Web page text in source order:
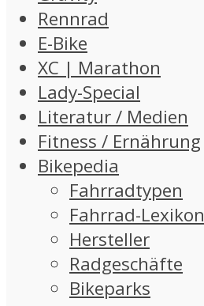
Rennrad
E-Bike
XC | Marathon
Lady-Special
Literatur / Medien
Fitness / Ernährung
Bikepedia
Fahrradtypen
Fahrrad-Lexikon
Hersteller
Radgeschäfte
Bikeparks